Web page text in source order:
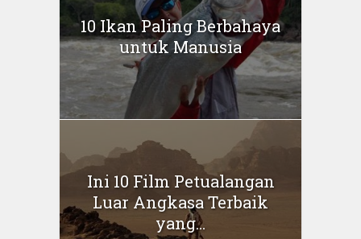
10 Ikan Paling Berbahaya
untuk Manusia
Ini 10 Film Petualangan
Luar Angkasa Terbaik
yang...